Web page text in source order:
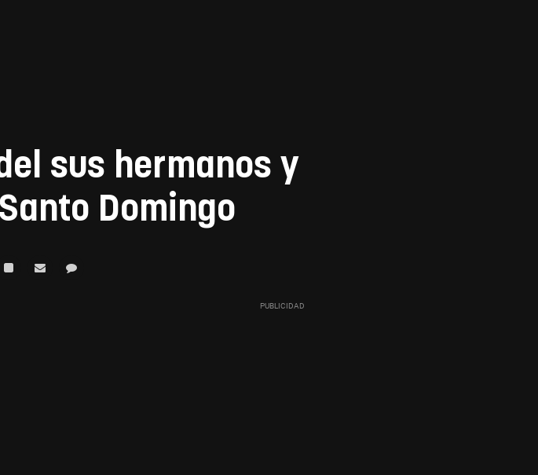
sus hermanos y
Domingo